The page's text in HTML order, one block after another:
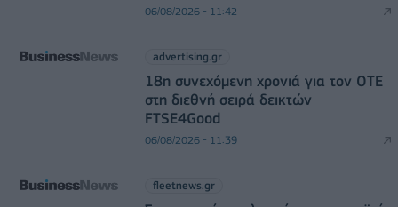
06/08/2026 - 11:42
advertising.gr
18η συνεχόμενη χρονιά για τον ΟΤΕ
στη διεθνή σειρά δεικτών
FTSE4Good
06/08/2026 - 11:39
fleetnews.gr